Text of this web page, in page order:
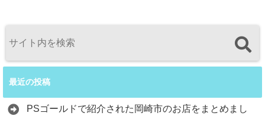
最近の投稿
PSゴールドで紹介された岡崎市のお店をまとめまし